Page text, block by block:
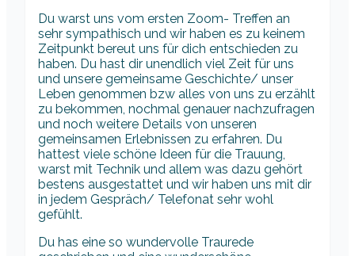
Du warst uns vom ersten Zoom- Treffen an
sehr sympathisch und wir haben es zu keinem
Zeitpunkt bereut uns für dich entschieden zu
haben. Du hast dir unendlich viel Zeit für uns
und unsere gemeinsame Geschichte/ unser
Leben genommen bzw alles von uns zu erzählt
zu bekommen, nochmal genauer nachzufragen
und noch weitere Details von unseren
gemeinsamen Erlebnissen zu erfahren. Du
hattest viele schöne Ideen für die Trauung,
warst mit Technik und allem was dazu gehört
bestens ausgestattet und wir haben uns mit dir
in jedem Gespräch/ Telefonat sehr wohl
gefühlt.
Du has eine so wundervolle Traurede